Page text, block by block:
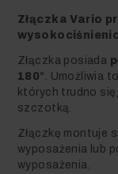
Złączka Vario
Złączka posiada
180° . Umożliwia
których trudno
szczotką.
Złączkę montuje
wyposażenia lub
wyposażenia.